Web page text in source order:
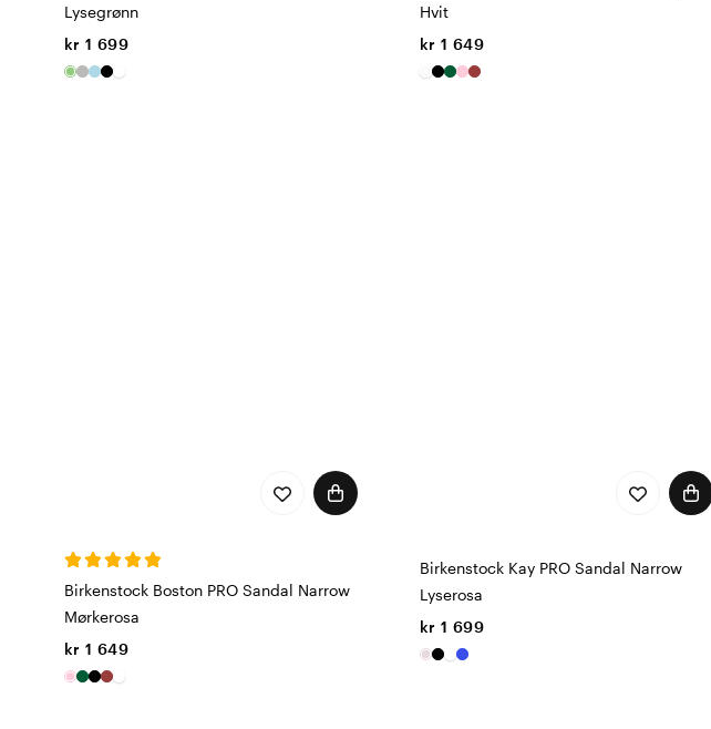
Lysegrønn
kr 1 699
Hvit
kr 1 649
Birkenstock Boston PRO Sandal Narrow
Mørkerosa
kr 1 649
Birkenstock Kay PRO Sandal Narrow
Lyserosa
kr 1 699